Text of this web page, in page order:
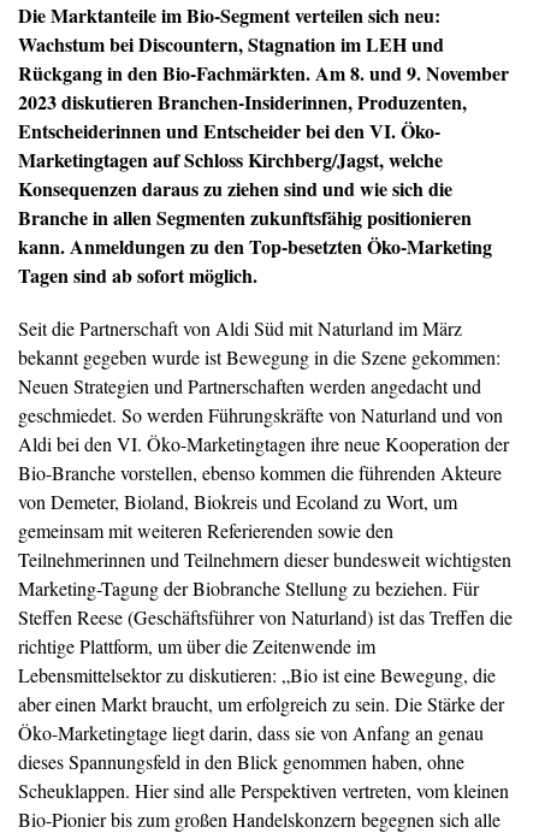
Die Marktanteile im Bio-Segment verteilen sich neu:
Wachstum bei Discountern, Stagnation im LEH und
Rückgang in den Bio-Fachmärkten. Am 8. und 9. November
2023 diskutieren Branchen-Insiderinnen, Produzenten,
Entscheiderinnen und Entscheider bei den VI. Öko-
Marketingtagen auf Schloss Kirchberg/Jagst, welche
Konsequenzen daraus zu ziehen sind und wie sich die
Branche in allen Segmenten zukunftsfähig positionieren
kann. Anmeldungen zu den Top-besetzten Öko-Marketing
Tagen sind ab sofort möglich.
Seit die Partnerschaft von Aldi Süd mit Naturland im März
bekannt gegeben wurde ist Bewegung in die Szene gekommen:
Neuen Strategien und Partnerschaften werden angedacht und
geschmiedet. So werden Führungskräfte von Naturland und von
Aldi bei den VI. Öko-Marketingtagen ihre neue Kooperation der
Bio-Branche vorstellen, ebenso kommen die führenden Akteure
von Demeter, Bioland, Biokreis und Ecoland zu Wort, um
gemeinsam mit weiteren Referierenden sowie den
Teilnehmerinnen und Teilnehmern dieser bundesweit wichtigsten
Marketing-Tagung der Biobranche Stellung zu beziehen. Für
Steffen Reese (Geschäftsführer von Naturland) ist das Treffen die
richtige Plattform, um über die Zeitenwende im
Lebensmittelsektor zu diskutieren: „Bio ist eine Bewegung, die
aber einen Markt braucht, um erfolgreich zu sein. Die Stärke der
Öko-Marketingtage liegt darin, dass sie von Anfang an genau
dieses Spannungsfeld in den Blick genommen haben, ohne
Scheuklappen. Hier sind alle Perspektiven vertreten, vom kleinen
Bio-Pionier bis zum großen Handelskonzern begegnen sich alle